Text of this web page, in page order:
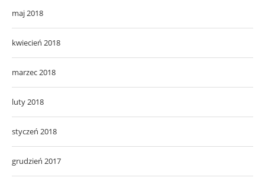
maj 2018
kwiecień 2018
marzec 2018
luty 2018
styczeń 2018
grudzień 2017